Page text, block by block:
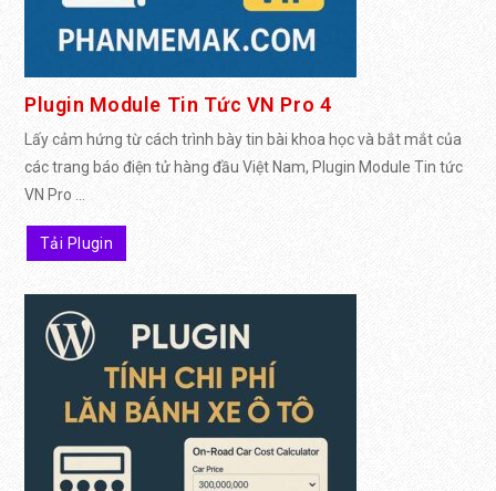
Plugin Module Tin Tức VN Pro 4
Lấy cảm hứng từ cách trình bày tin bài khoa học và bắt mắt của
các trang báo điện tử hàng đầu Việt Nam, Plugin Module Tin tức
VN Pro ...
Tải Plugin